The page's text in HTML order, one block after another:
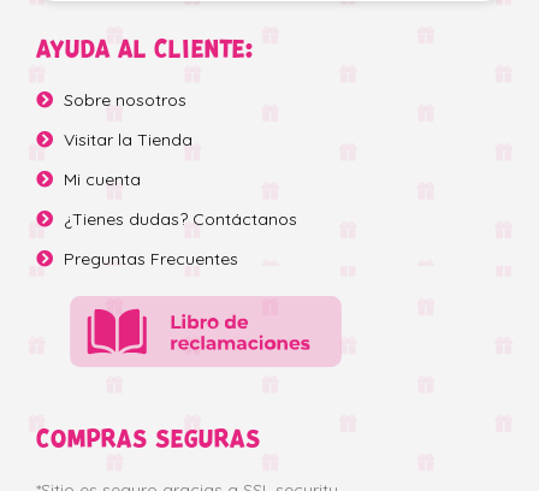
AYUDA AL CLIENTE:
Sobre nosotros
Visitar la Tienda
Mi cuenta
¿Tienes dudas? Contáctanos
Preguntas Frecuentes
COMPRAS SEGURAS